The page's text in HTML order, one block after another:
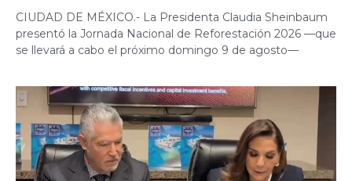
CIUDAD DE MÉXICO.- La Presidenta Claudia Sheinbaum
presentó la Jornada Nacional de Reforestación 2026 —que
se llevará a cabo el próximo domingo 9 de agosto—